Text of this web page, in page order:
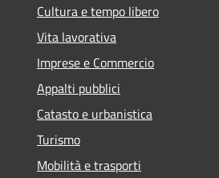
Cultura e tempo libero
Vita lavorativa
Imprese e Commercio
Appalti pubblici
Catasto e urbanistica
Turismo
Mobilità e trasporti